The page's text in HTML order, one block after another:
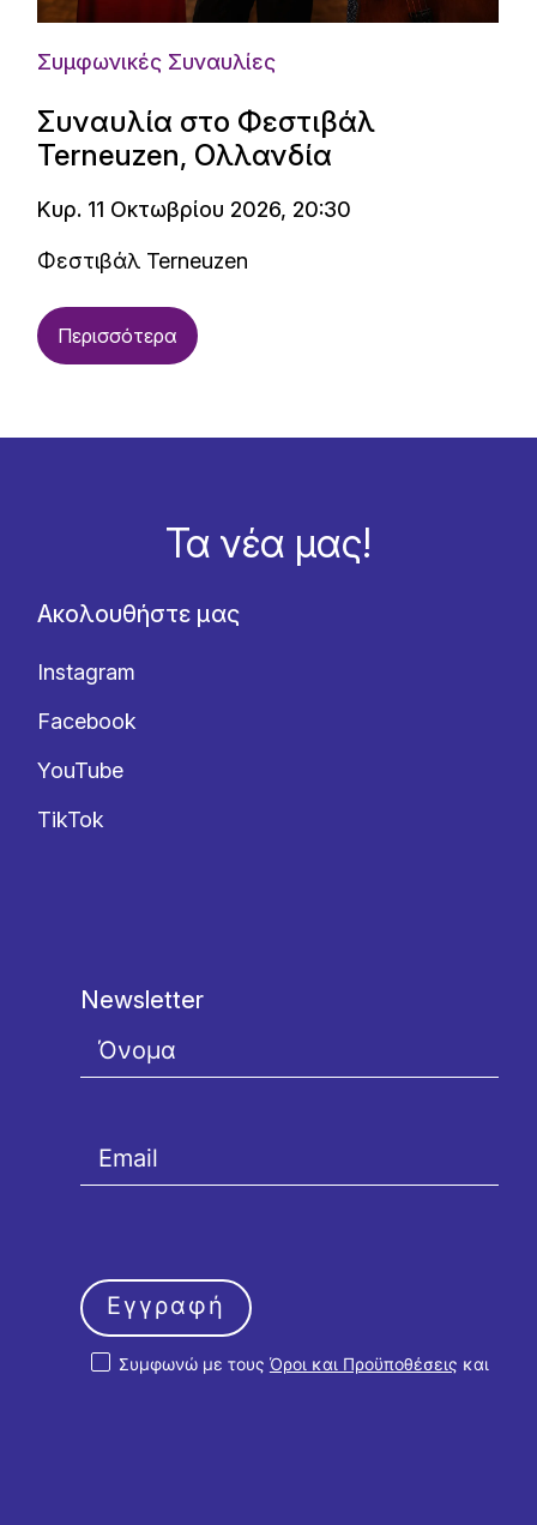
Συμφωνικές Συναυλίες
Συναυλία στο Φεστιβάλ
Terneuzen, Ολλανδία
Κυρ. 11 Οκτωβρίου 2026, 20:30
Φεστιβάλ Terneuzen
Περισσότερα
Τα νέα μας!
Ακολουθήστε μας
Instagram
Facebook
YouTube
TikTok
Newsletter
Συμφωνώ με τους Όροι και Προϋποθέσεις και
Εγγραφή